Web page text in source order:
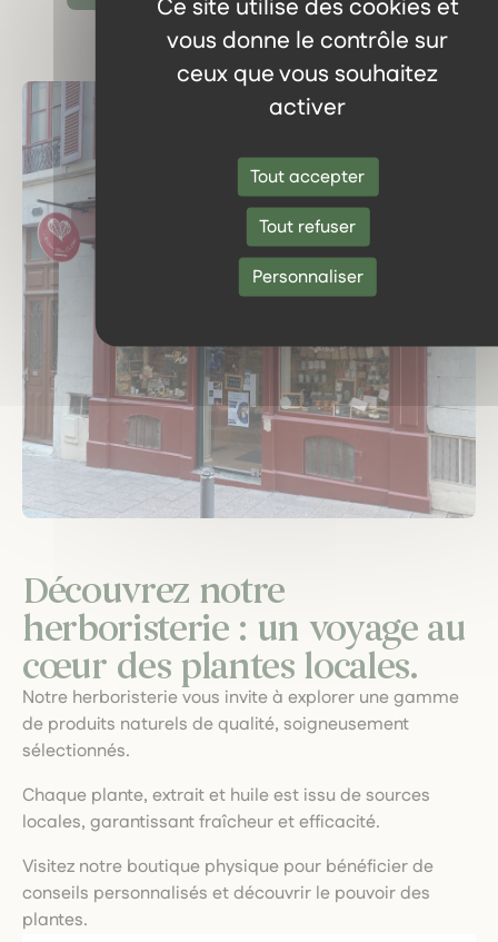
Ce site utilise des cookies et
vous donne le contrôle sur
ceux que vous souhaitez
activer
Tout accepter
Tout refuser
Personnaliser
Découvrez notre
herboristerie : un voyage au
cœur des plantes locales.
Notre herboristerie vous invite à explorer une gamme
de produits naturels de qualité, soigneusement
sélectionnés.
Chaque plante, extrait et huile est issu de sources
locales, garantissant fraîcheur et efficacité.
Visitez notre boutique physique pour bénéficier de
conseils personnalisés et découvrir le pouvoir des
plantes.